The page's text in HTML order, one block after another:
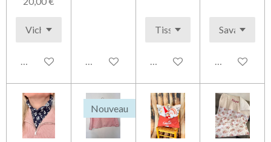
Voir les détails Ajouter au panierVoir les détails Voir les
Nouveau